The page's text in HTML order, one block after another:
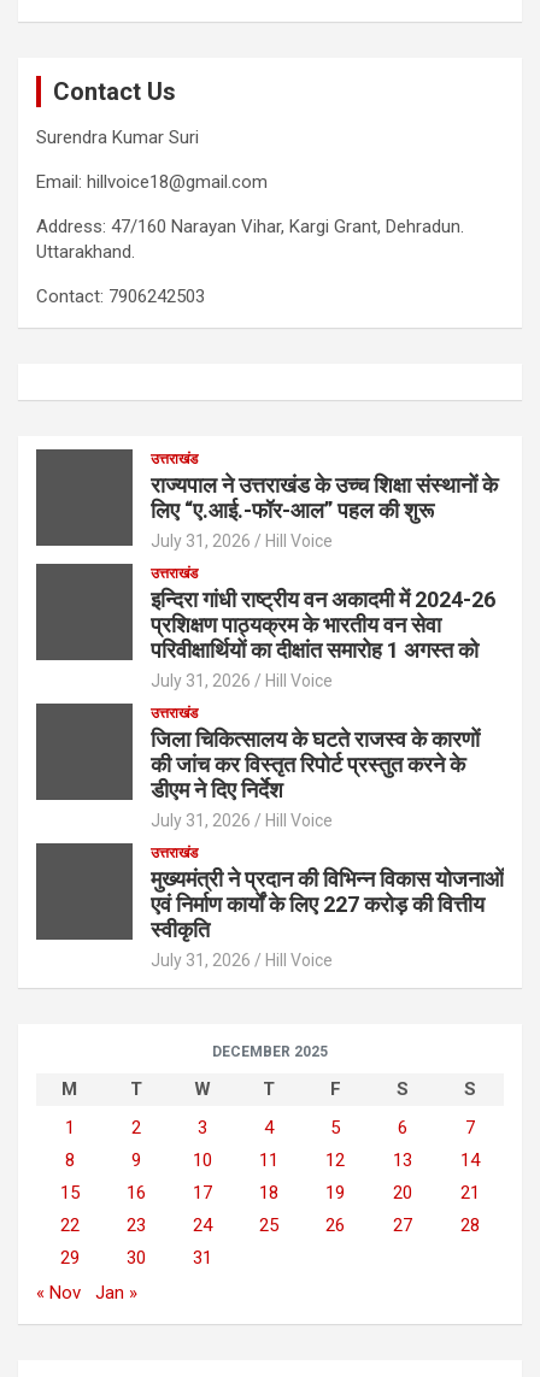
Contact Us
Surendra Kumar Suri
Email: hillvoice18@gmail.com
Address: 47/160 Narayan Vihar, Kargi Grant, Dehradun.
Uttarakhand.
Contact: 7906242503
उत्तराखंड
राज्यपाल ने उत्तराखंड के उच्च शिक्षा संस्थानों के
लिए “ए.आई.-फॉर-आल” पहल की शुरू
July 31, 2026 Hill Voice
उत्तराखंड
इन्दिरा गांधी राष्ट्रीय वन अकादमी में 2024-26
प्रशिक्षण पाठ्यक्रम के भारतीय वन सेवा
परिवीक्षार्थियों का दीक्षांत समारोह 1 अगस्त को
July 31, 2026 Hill Voice
उत्तराखंड
जिला चिकित्सालय के घटते राजस्व के कारणों
की जांच कर विस्तृत रिपोर्ट प्रस्तुत करने के
डीएम ने दिए निर्देश
July 31, 2026 Hill Voice
उत्तराखंड
मुख्यमंत्री ने प्रदान की विभिन्न विकास योजनाओं
एवं निर्माण कार्यों के लिए 227 करोड़ की वित्तीय
स्वीकृति
July 31, 2026 Hill Voice
DECEMBER 2025
M T W T F S
S
1
2 3 4 5 6
7
8
9 10 11 12 13
14
15
16 17 18 19 20
21
22
23 24 25 26 27
28
29
30
31
« Nov
Jan »